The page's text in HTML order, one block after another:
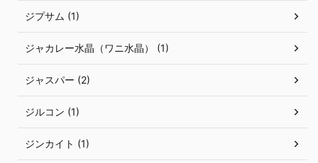
ジプサム (1)
ジャカレー水晶（ワニ水晶） (1)
ジャスパー (2)
ジルコン (1)
ジンカイト (1)